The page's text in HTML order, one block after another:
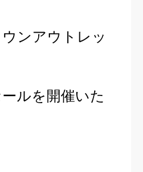
ウンアウトレッ
ルを開催いた